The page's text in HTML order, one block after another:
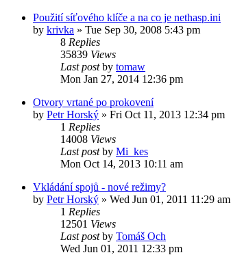
Použití síťového klíče a na co je nethasp.ini
by krivka » Tue Sep 30, 2008 5:43 pm
8 Replies
35839 Views
Last postby tomaw
Mon Jan 27, 2014 12:36 pm
Otvory vrtané po prokovení
by Petr Horský » Fri Oct 11, 2013 12:34 pm
1 Replies
14008 Views
Last postby Mi_kes
Mon Oct 14, 2013 10:11 am
Vkládání spojů - nové režimy?
by Petr Horský » Wed Jun 01, 2011 11:29 am
1 Replies
12501 Views
Last postby Tomáš Och
Wed Jun 01, 2011 12:33 pm